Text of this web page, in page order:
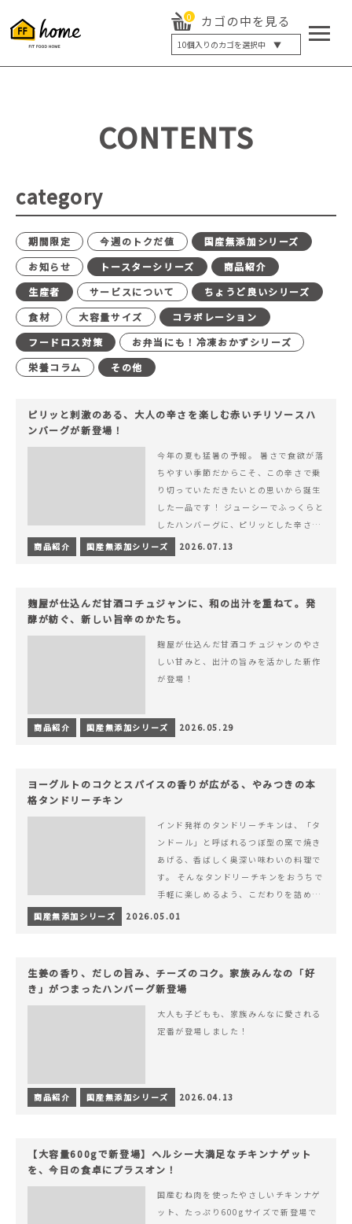
0 カゴの中を見る
10個入りのカゴを選択中 ▼
5個入り
20個入り
最大12%OFF
CONTENTS
category
期間限定 今週のトクだ値
国産無添加シリーズ
お知らせ
トースターシリーズ
商品紹介
生産者
サービスについて
ちょうど良いシリーズ
食材
大容量サイズ
コラボレーション
フードロス対策
お弁当にも！冷凍おかずシリーズ
栄養コラム
その他
ピリッと刺激のある、大人の辛さを楽しむ赤いチリソースハ
ンバーグが新登場！
今年の夏も猛暑の予報。 暑さで食欲が落
ちやすい季節だからこそ、この辛さで乗
り切っていただきたいとの思いから誕生
した一品です！ ジューシーでふっくらと
したハンバーグに、ピリッとした辛さと
コク深い旨みが楽しめる特製チリソース
&hellip; 続きを読む ピリッと刺激のあ
商品紹介 国産無添加シリーズ 2026.07.13
麹屋が仕込んだ甘酒コチュジャンに、和の出汁を重ねて。発
酵が紡ぐ、新しい旨辛のかたち。
麹屋が仕込んだ甘酒コチュジャンのやさ
しい甘みと、出汁の旨みを活かした新作
が登場！
商品紹介 国産無添加シリーズ 2026.05.29
ヨーグルトのコクとスパイスの香りが広がる、やみつきの本
格タンドリーチキン
インド発祥のタンドリーチキンは、「タ
ンドール」と呼ばれるつぼ型の窯で焼き
あげる、香ばしく奥深い味わいの料理で
す。 そんなタンドリーチキンをおうちで
手軽に楽しめるよう、こだわりを詰め込
んで仕上げました。 様々なシーンでお召
国産無添加シリーズ 2026.05.01
生姜の香り、だしの旨み、チーズのコク。家族みんなの「好
き」がつまったハンバーグ新登場
大人も子どもも、家族みんなに愛される
定番が登場しました！
商品紹介 国産無添加シリーズ 2026.04.13
【大容量600gで新登場】ヘルシー大満足なチキンナゲット
を、今日の食卓にプラスオン！
国産むね肉を使ったやさしいチキンナゲ
ット、たっぷり600gサイズで新登場で